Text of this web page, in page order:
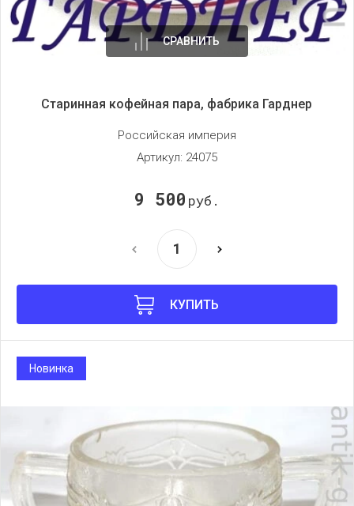
СРАВНИТЬ
Старинная кофейная пара, фабрика Гарднер
Российская империя
Артикул: 24075
9 500 руб.
КУПИТЬ
Новинка